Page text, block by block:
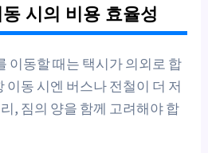
시의 비용 효율성
이동할 때는 택시가 의외로 합
이동 시엔 버스나 전철이 더 저
, 짐의 양을 함께 고려해야 합